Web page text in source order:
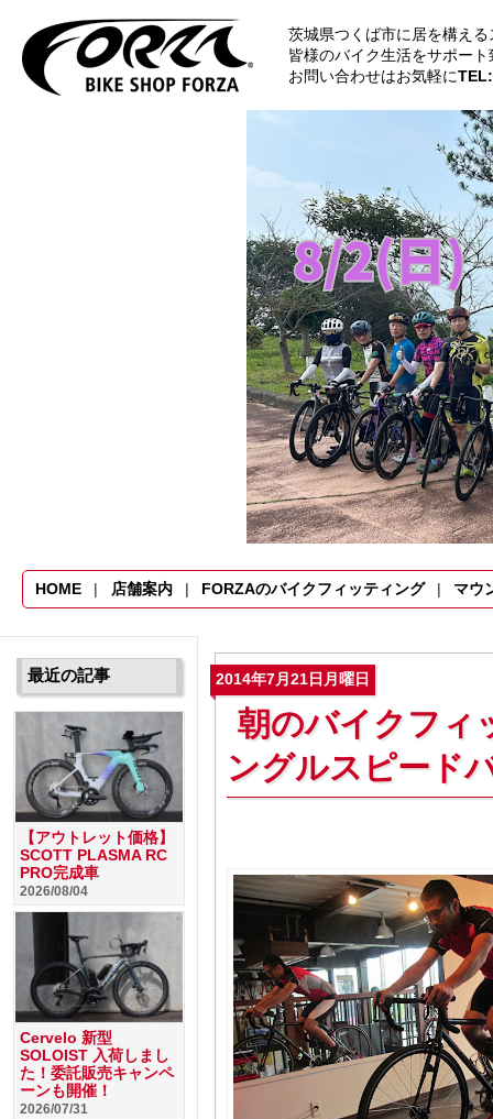
茨城県つくば市に居を構え
皆様のバイク生活をサポー
お問い合わせはお気軽に
HOME 店舗案内 FORZAのバイクフィッティング マウ
2014年7月21日月曜日
朝のバイクフ
ングルスピード
最近の記事
【アウトレット価格】
SCOTT PLASMA RC
PRO完成車
2026/08/04
Cervelo 新型
SOLOIST 入荷しまし
た！委託販売キャンペ
ーンも開催！
2026/07/31